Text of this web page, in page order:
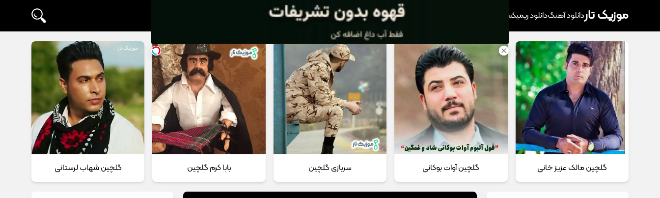
موزیک تاردانلود آهنگدانلود ریمیکس تماس با ما
گلچین مالک عزیز خانی گلچین آوات بوکانی سربازی گلچین بابا کرم گلچین گلچین شهاب لرستانی